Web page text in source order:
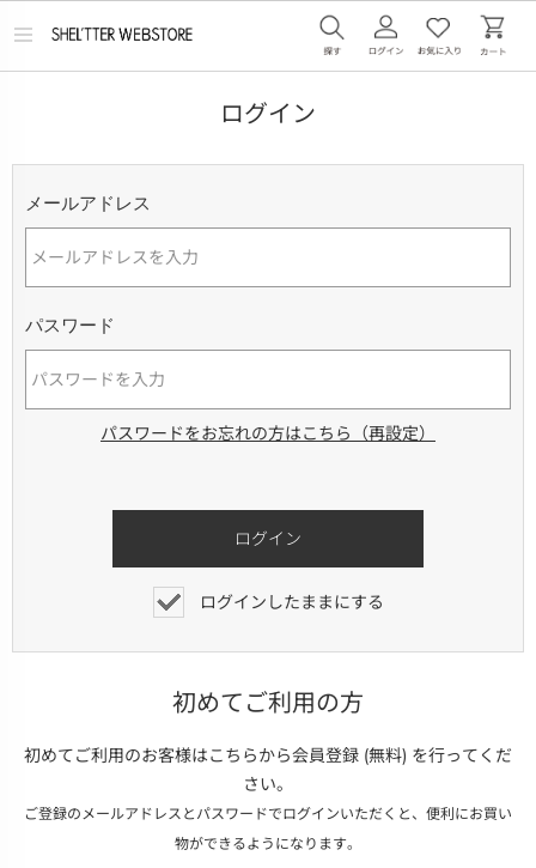
メ
ログイン
メールアドレス
パスワード
パスワードをお忘れの方はこちら（再設定）
ログインしたままにする
初めてご利用の方
初めてご利用のお客様はこちらから会員登録 (無料) を行ってくだ
さい。
ご登録のメールアドレスとパスワードでログインいただくと、便利にお買い
物ができるようになります。